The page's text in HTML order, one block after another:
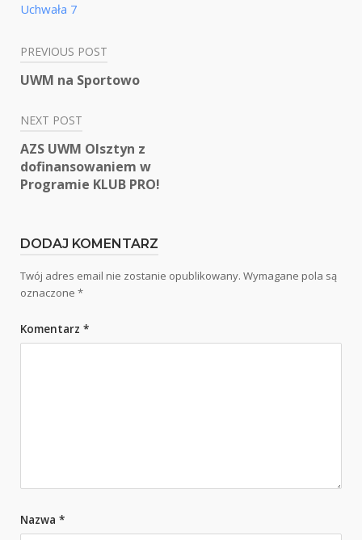
Uchwała 7
Nawigacja
PREVIOUS POST
UWM na Sportowo
NEXT POST
AZS UWM Olsztyn z
dofinansowaniem w
Programie KLUB PRO!
DODAJ KOMENTARZ
Twój adres email nie zostanie opublikowany. Wymagane pola są
oznaczone *
Komentarz *
Nazwa *